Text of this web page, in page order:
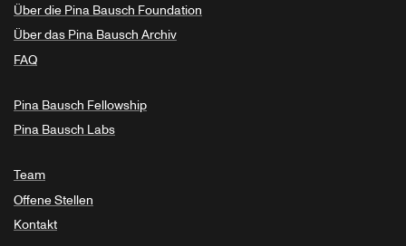
Über die Pina Bausch Foundation
Über das Pina Bausch Archiv
FAQ
Pina Bausch Fellowship
Pina Bausch Labs
Team
Offene Stellen
Kontakt